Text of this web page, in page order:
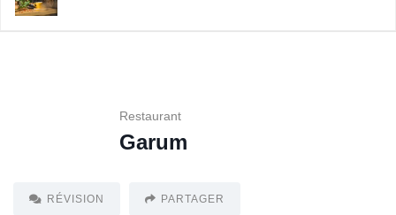
Restaurant
Garum
RÉVISION PARTAGER